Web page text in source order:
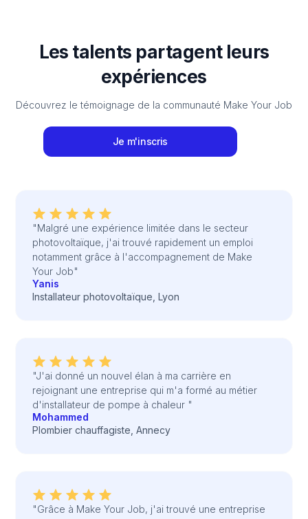
Les talents partagent leurs
expériences
Découvrez le témoignage de la communauté Make Your Job
Je m'inscris
"Malgré une expérience limitée dans le secteur
photovoltaïque, j'ai trouvé rapidement un emploi
notamment grâce à l'accompagnement de Make
Your Job"
Yanis
Installateur photovoltaïque, Lyon
"J'ai donné un nouvel élan à ma carrière en
rejoignant une entreprise qui m'a formé au métier
d'installateur de pompe à chaleur "
Mohammed
Plombier chauffagiste, Annecy
"Grâce à Make Your Job, j'ai trouvé une entreprise